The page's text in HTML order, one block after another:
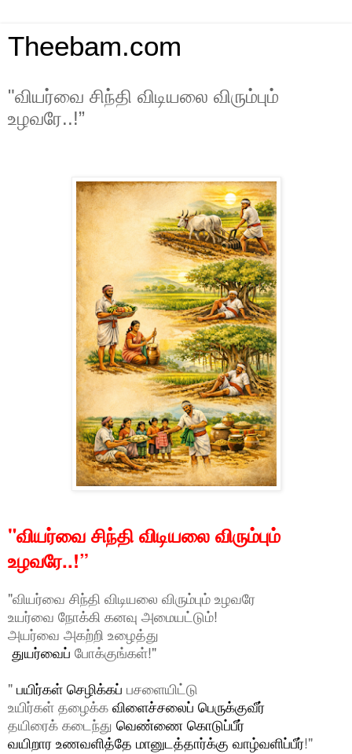
Theebam.com
"வியர்வை சிந்தி விடியலை விரும்பும்
உழவரே..!”
"வியர்வை சிந்தி விடியலை விரும்பும்
உழவரே..!”
"வியர்வை சிந்தி விடியலை விரும்பும் உழவரே
உயர்வை நோக்கி கனவு அமையட்டும்!
அயர்வை அகற்றி உழைத்து
துயர்வைப் போக்குங்கள்!"
"பயிர்கள் செழிக்கப் பசளையிட்டு
உயிர்கள் தழைக்கவிளைச்சலைப் பெருக்குவீர்
தயிரைக் கடைந்து வெண்ணை கொடுப்பீர்
வயிறார உணவளித்தே மானுடத்தார்க்கு வாழ்வளிப்பீர்!"